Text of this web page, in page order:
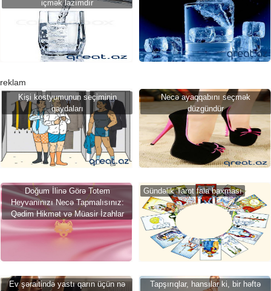
içmək lazımdır
reklam
Kişi kostyumunun seçiminin
qaydaları
Necə ayaqqabını seçmək
düzgündür
Doğum İlinə Görə Totem
Heyvanınızı Necə Tapmalısınız:
Qədim Hikmət və Müasir İzahlar
Gündəlik Tarot fala baxması
Ev şəraitində yastı qarın üçün nə
Tapşırıqlar, hansılar ki, bir həftə